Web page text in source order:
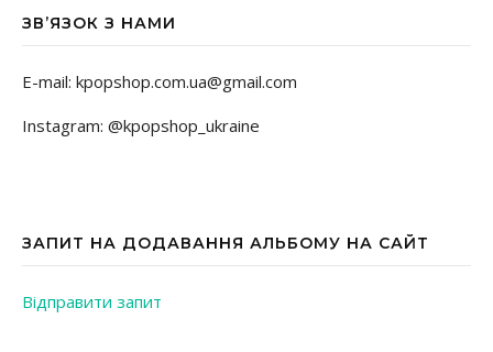
ЗВ’ЯЗОК З НАМИ
E-mail: kpopshop.com.ua@gmail.com
Instagram: @kpopshop_ukraine
ЗАПИТ НА ДОДАВАННЯ АЛЬБОМУ НА САЙТ
Відправити запит